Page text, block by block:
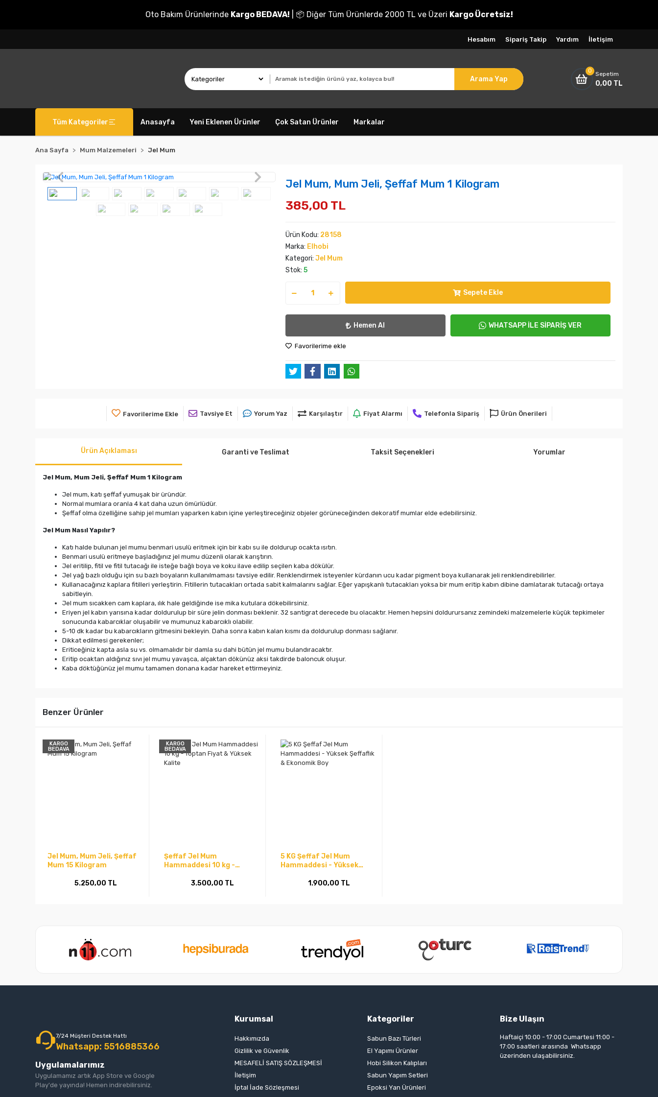
Oto Bakım Ürünlerinde Kargo BEDAVA! | 📦 Diğer Tüm Ürünlerde 2000 TL ve Üzeri Kargo Ücretsiz!
Hesabım Sipariş Takip Yardım İletişim
Arama Yap
0 Sepetim
0,00 TL
Tüm Kategoriler Anasayfa Yeni Eklenen Ürünler Çok Satan Ürünler Markalar
Ana Sayfa Mum Malzemeleri Jel Mum
Jel Mum, Mum Jeli, Şeffaf Mum 1 Kilogram
385,00 TL
Ürün Kodu: 28158
Marka: Elhobi
Kategori: Jel Mum
Stok: 5
Sepete Ekle
Hemen Al WHATSAPP İLE SİPARİŞ VER
Favorilerime ekle
Favorilerime Ekle Tavsiye Et Yorum Yaz Karşılaştır Fiyat Alarmı Telefonla Sipariş Ürün Önerileri
Ürün Açıklaması Garanti ve Teslimat Taksit Seçenekleri Yorumlar
Jel Mum, Mum Jeli, Şeffaf Mum 1 Kilogram
Jel mum, katı şeffaf yumuşak bir üründür.
Normal mumlara oranla 4 kat daha uzun ömürlüdür.
Şeffaf olma özelliğine sahip jel mumları yaparken kabın içine yerleştireceğiniz objeler görüneceğinden dekoratif mumlar elde edebilirsiniz.
Jel Mum Nasıl Yapılır?
Katı halde bulunan jel mumu benmari usulü eritmek için bir kabı su ile doldurup ocakta ısıtın.
Benmari usulü eritmeye başladığınız jel mumu düzenli olarak karıştırın.
Jel eritilip, fitil ve fitil tutacağı ile isteğe bağlı boya ve koku ilave edilip seçilen kaba dökülür.
Jel yağ bazlı olduğu için su bazlı boyaların kullanılmaması tavsiye edilir. Renklendirmek isteyenler kürdanın ucu kadar pigment boya kullanarak jeli renklendirebilirler.
Kullanacağınız kaplara fitilleri yerleştirin. Fitillerin tutacakları ortada sabit kalmalarını sağlar. Eğer yapışkanlı tutacakları yoksa bir mum eritip kabın dibine damlatarak tutacağı ortaya
sabitleyin.
Jel mum sıcakken cam kaplara, ılık hale geldiğinde ise mika kutulara dökebilirsiniz.
Eriyen jel kabın yarısına kadar doldurulup bir süre jelin donması beklenir. 32 santigrat derecede bu olacaktır. Hemen hepsini doldurursanız zemindeki malzemelerle küçük tepkimeler
sonucunda kabarcıklar oluşabilir ve mumunuz kabarcıklı olabilir.
5-10 dk kadar bu kabarcıkların gitmesini bekleyin. Daha sonra kabın kalan kısmı da doldurulup donması sağlanır.
Dikkat edilmesi gerekenler;
Eriticeğiniz kapta asla su vs. olmamalıdır bir damla su dahi bütün jel mumu bulandıracaktır.
Eritip ocaktan aldığınız sıvı jel mumu yavaşca, alçaktan dökünüz aksi takdirde baloncuk oluşur.
Kaba döktüğünüz jel mumu tamamen donana kadar hareket ettirmeyiniz.
Benzer Ürünler
KARGO
BEDAVA
Jel Mum, Mum Jeli, Şeffaf
Mum 15 Kilogram
5.250,00 TL
KARGO
BEDAVA
Şeffaf Jel Mum
Hammaddesi 10 kg -
3.500,00 TL
5 KG Şeffaf Jel Mum
Hammaddesi - Yüksek
1.900,00 TL
7/24 Müşteri Destek Hattı
Whatsapp: 5516885366
Uygulamalarımız
Uygulamamız artık App Store ve Google
Play'de yayında! Hemen indirebilirsiniz.
Kurumsal
Hakkımızda
Gizlilik ve Güvenlik
MESAFELİ SATIŞ SÖZLEŞMESİ
İletişim
İptal İade Sözleşmesi
Kategoriler
Sabun Bazı Türleri
El Yapımı Ürünler
Hobi Silikon Kalıpları
Sabun Yapım Setleri
Epoksi Yan Ürünleri
Bize Ulaşın
Haftaiçi 10:00 - 17:00 Cumartesi 11:00 -
17:00 saatleri arasında Whatsapp
üzerinden ulaşabilirsiniz.